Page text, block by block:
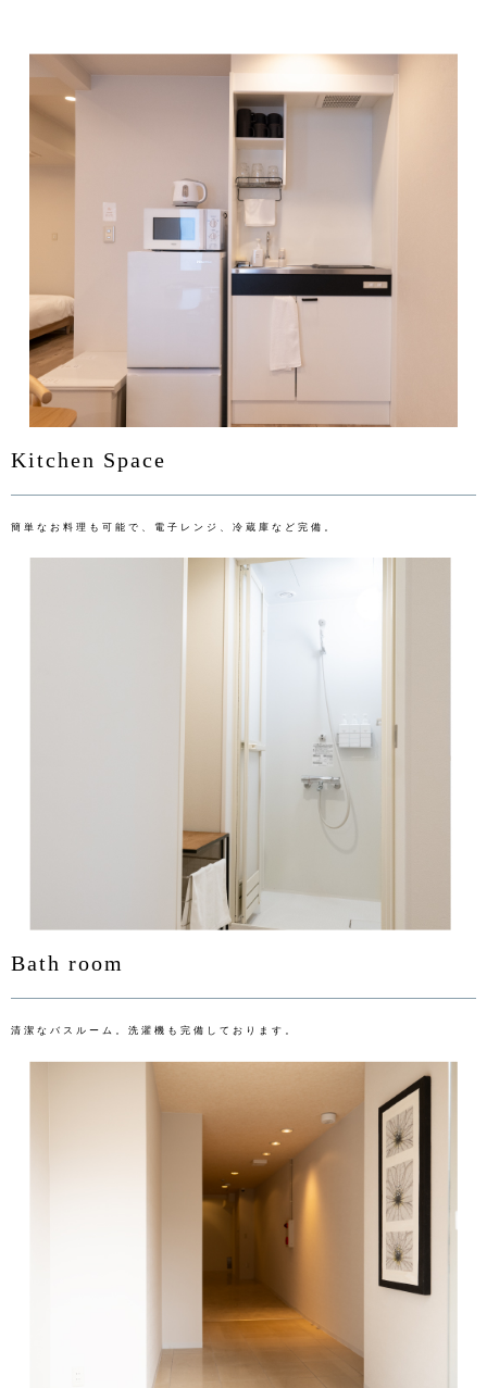
Kitchen Space
簡単なお料理も可能で、電子レンジ、冷蔵庫など完備。
Bath room
清潔なバスルーム。洗濯機も完備しております。